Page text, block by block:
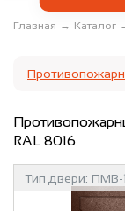
Главная → Каталог
RAL 8016
Тип двери: ПМВ-